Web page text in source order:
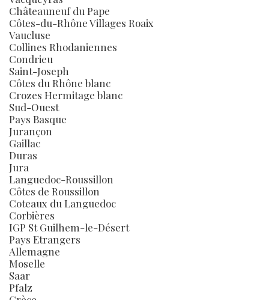
Châteauneuf du Pape
Côtes-du-Rhône Villages Roaix
Vaucluse
Collines Rhodaniennes
Condrieu
Saint-Joseph
Côtes du Rhône blanc
Crozes Hermitage blanc
Sud-Ouest
Pays Basque
Jurançon
Gaillac
Duras
Jura
Languedoc-Roussillon
Côtes de Roussillon
Coteaux du Languedoc
Corbières
IGP St Guilhem-le-Désert
Pays Etrangers
Allemagne
Moselle
Saar
Pfalz